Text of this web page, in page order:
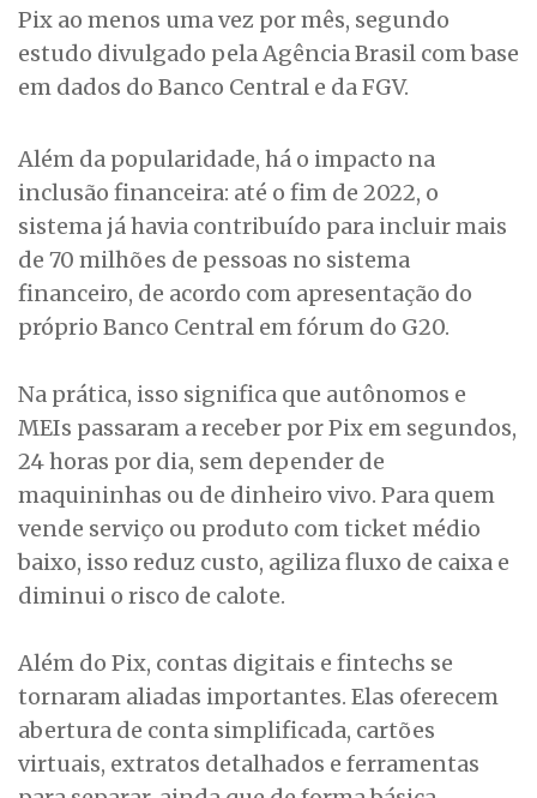
Pix ao menos uma vez por mês, segundo
estudo divulgado pela Agência Brasil com base
em dados do Banco Central e da FGV.
Além da popularidade, há o impacto na
inclusão financeira: até o fim de 2022, o
sistema já havia contribuído para incluir mais
de 70 milhões de pessoas no sistema
financeiro, de acordo com apresentação do
próprio Banco Central em fórum do G20.
Na prática, isso significa que autônomos e
MEIs passaram a receber por Pix em segundos,
24 horas por dia, sem depender de
maquininhas ou de dinheiro vivo. Para quem
vende serviço ou produto com ticket médio
baixo, isso reduz custo, agiliza fluxo de caixa e
diminui o risco de calote.
Além do Pix, contas digitais e fintechs se
tornaram aliadas importantes. Elas oferecem
abertura de conta simplificada, cartões
virtuais, extratos detalhados e ferramentas